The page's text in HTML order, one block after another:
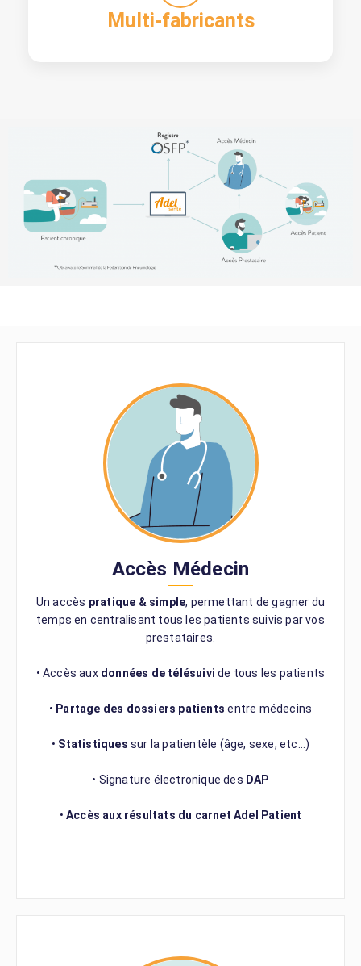
Multi-fabricants
Accès Médecin
Un accès pratique & simple, permettant de gagner du
temps en centralisant tous les patients suivis par vos
prestataires.
• Accès aux données de télésuivide tous les patients
• Partage des dossiers patients entre médecins
• Statistiques sur la patientèle (âge, sexe, etc…)
• Signature électronique des DAP
• Accès aux résultats du carnet Adel Patient